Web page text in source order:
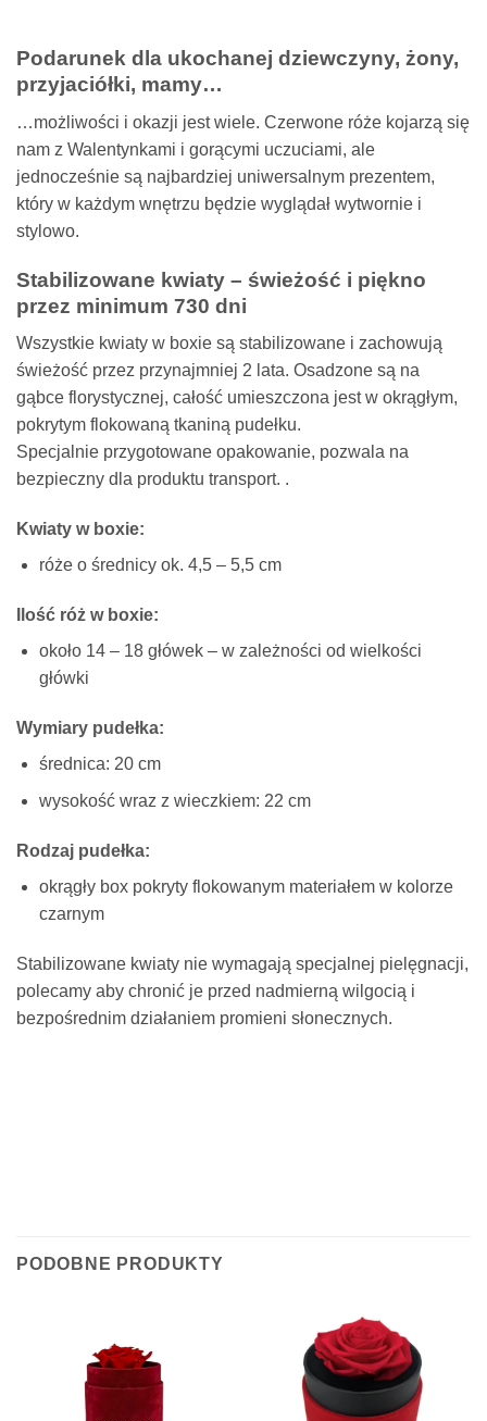
Podarunek dla ukochanej dziewczyny, żony,
przyjaciółki, mamy…
…możliwości i okazji jest wiele. Czerwone róże kojarzą się
nam z Walentynkami i gorącymi uczuciami, ale
jednocześnie są najbardziej uniwersalnym prezentem,
który w każdym wnętrzu będzie wyglądał wytwornie i
stylowo.
Stabilizowane kwiaty – świeżość i piękno
przez minimum 730 dni
Wszystkie kwiaty w boxie są stabilizowane i zachowują
świeżość przez przynajmniej 2 lata. Osadzone są na
gąbce florystycznej, całość umieszczona jest w okrągłym,
pokrytym flokowaną tkaniną pudełku.
Specjalnie przygotowane opakowanie, pozwala na
bezpieczny dla produktu transport. .
Kwiaty w boxie:
róże o średnicy ok. 4,5 – 5,5 cm
Ilość róż w boxie:
około 14 – 18 główek – w zależności od wielkości
główki
Wymiary pudełka:
średnica: 20 cm
wysokość wraz z wieczkiem: 22 cm
Rodzaj pudełka:
okrągły box pokryty flokowanym materiałem w kolorze
czarnym
Stabilizowane kwiaty nie wymagają specjalnej pielęgnacji,
polecamy aby chronić je przed nadmierną wilgocią i
bezpośrednim działaniem promieni słonecznych.
PODOBNE PRODUKTY